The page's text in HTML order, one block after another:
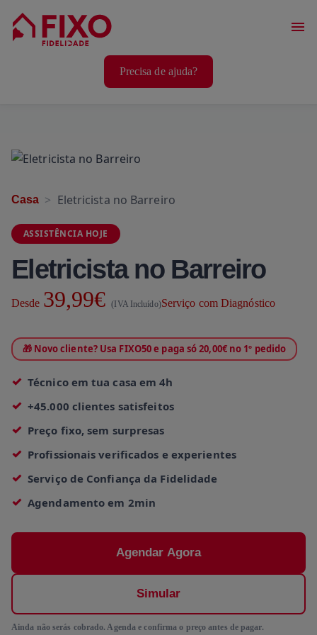
Serviços Casa
Precisa de ajuda?
Casa Eletricista no Barreiro
ASSISTÊNCIA HOJE
Eletricista no Barreiro
Desde 39,99€(IVA Incluído)Serviço com Diagnóstico
🎁 Novo cliente? Usa FIXO50 e paga só 20,00€ no 1º pedido
Técnico em tua casa em 4h
+45.000 clientes satisfeitos
Preço fixo, sem surpresas
Profissionais verificados e experientes
Serviço de Confiança da Fidelidade
Agendamento em 2min
Agendar Agora
Simular
Ainda não serás cobrado. Agenda e confirma o preço antes de pagar.